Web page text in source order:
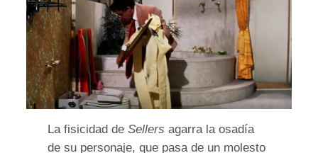
La fisicidad deSellersagarra la osadía
de su personaje, que pasa de un molesto